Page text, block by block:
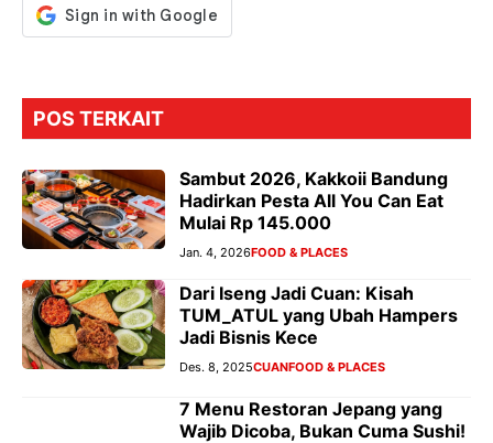
POS TERKAIT
Sambut 2026, Kakkoii Bandung
Hadirkan Pesta All You Can Eat
Mulai Rp 145.000
Jan. 4, 2026FOOD & PLACES
Dari Iseng Jadi Cuan: Kisah
TUM_ATUL yang Ubah Hampers
Jadi Bisnis Kece
Des. 8, 2025CUANFOOD & PLACES
7 Menu Restoran Jepang yang
Wajib Dicoba, Bukan Cuma Sushi!